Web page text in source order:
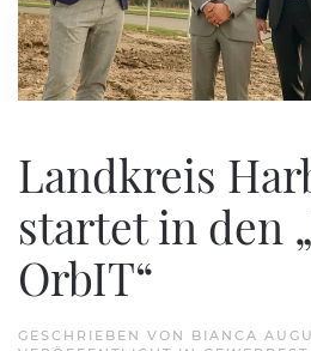
Landkreis
startet in den
OrbIT“
GESCHRIEBEN VON BIANCA